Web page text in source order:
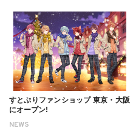
NEWS
すとぷりファンショップ 東京・大阪
にオープン!